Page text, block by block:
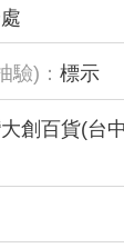
標示
創百貨(台